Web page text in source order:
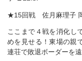
★15回戦 佐月麻理子
ここまで４戦を消化し
めを見せる！東場の親
連荘で敗退ボーダーを